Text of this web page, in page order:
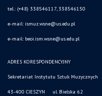
tel.: (+48) 338546117, 338546150
e-mail: ismuz.wsne@us.edu.pl
e-mail: beoi.ism.wsne@us.edu.pl
ADRES KORESPONDENCYJNY
Sekretariat Instytutu Sztuk Muzycznych
43-400 CIESZYN ul. Bielska 62